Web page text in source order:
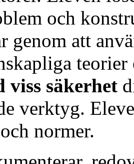
och
genom att
viss säkerhet
verktyg.
normer.